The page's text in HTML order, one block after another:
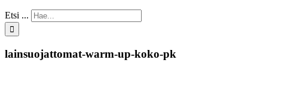
Etsi ...
lainsuojattomat-warm-up-koko-pk